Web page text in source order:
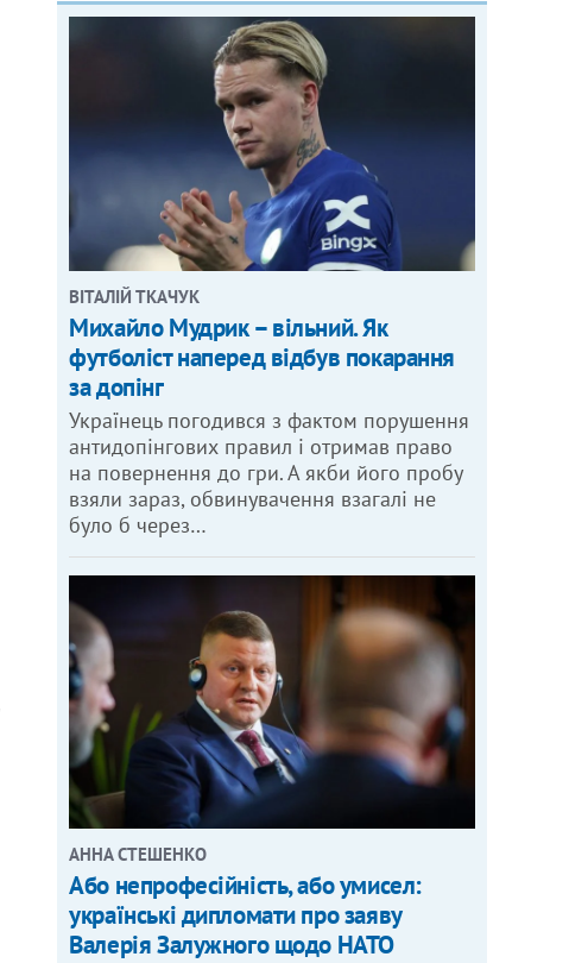
ВІТАЛІЙ ТКАЧУК
Михайло Мудрик – вільний. Як
футболіст наперед відбув покарання
за допінг
Українець погодився з фактом порушення
антидопінгових правил і отримав право
на повернення до гри. А якби його пробу
взяли зараз, обвинувачення взагалі не
було б через…
АННА СТЕШЕНКО
Або непрофесійність, або умисел:
українські дипломати про заяву
Валерія Залужного щодо НАТО